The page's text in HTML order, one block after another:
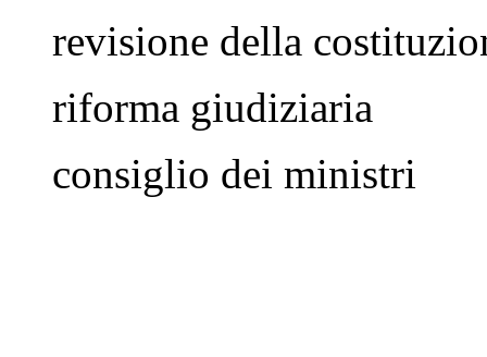
revisione della
riforma giudiziaria
consiglio dei ministri